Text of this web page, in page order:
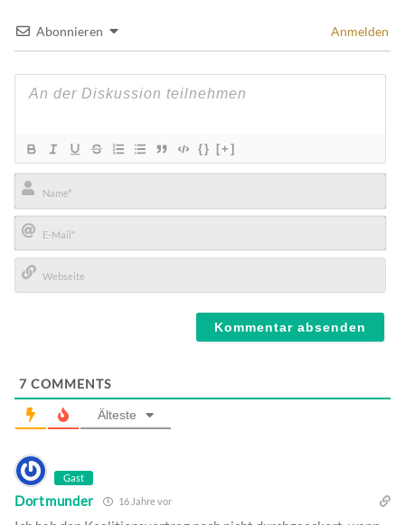
Abonnieren Anmelden
{} [+]
Name*
E-
Mail*
7 COMMENTS
Älteste
Gast
Dortmunder 16 Jahre vor